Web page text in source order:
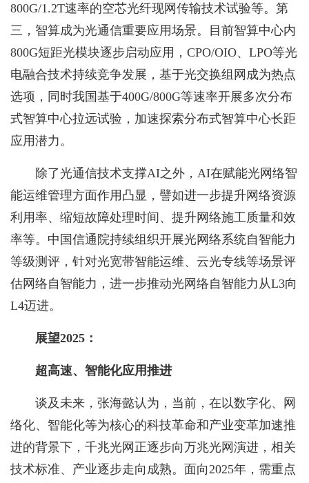
800G/1.2T速率的空芯光纤现网传输技术试验等。第
三，智算成为光通信重要应用场景。目前智算中心内
800G短距光模块逐步启动应用，CPO/OIO、LPO等光
电融合技术持续竞争发展，基于光交换组网成为热点
选项，同时我国基于400G/800G等速率开展多次分布
式智算中心拉远试验，加速探索分布式智算中心长距
应用潜力。
除了光通信技术支撑AI之外，AI在赋能光网络智
能运维管理方面作用凸显，譬如进一步提升网络资源
利用率、缩短故障处理时间、提升网络施工质量和效
率等。中国信通院持续组织开展光网络系统自智能力
等级测评，针对光宽带智能运维、云光专线等场景评
估网络自智能力，进一步推动光网络自智能力从L3向
L4迈进。
展望2025：
超高速、智能化应用推进
谈及未来，张海懿认为，当前，在以数字化、网
络化、智能化等为核心的科技革命和产业变革加速推
进的背景下，千兆光网正逐步向万兆光网演进，相关
技术标准、产业逐步走向成熟。面向2025年，需重点